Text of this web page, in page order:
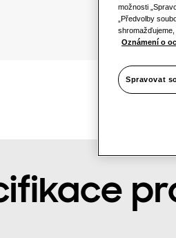
možnosti
„Předvolby
Oznámení o
Spravovat